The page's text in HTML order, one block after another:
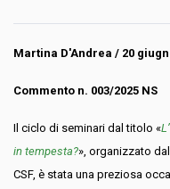
Martina D'Andrea / 20
Commento n. 003/2025 NS
Il ciclo di seminari dal titolo «
in tempesta?», organizzato
CSF, è stata una preziosa